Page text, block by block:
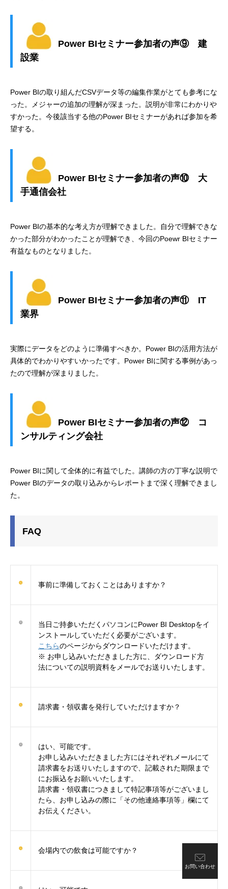
Power BIセミナー参加者の声⑨ 建
設業
Power BIの取り組んだCSVデータ等の編集作業がとても参考にな
った。メジャーの追加の理解が深まった。説明が非常にわかりや
すかった。今後該当する他のPower BIセミナーがあれば参加を希
望する。
Power BIセミナー参加者の声⑩ 大
手通信会社
Power BIの基本的な考え方が理解できました。自分で理解できな
かった部分がわかったことが理解でき、今回のPoewr BIセミナー
有益なものとなりました。
Power BIセミナー参加者の声⑪ IT
業界
実際にデータをどのように準備すべきか。Power BIの活用方法が
具体的でわかりやすいかったです。Power BIに関する事例があっ
たので理解が深まりました。
Power BIセミナー参加者の声⑫ コ
ンサルティング会社
Power BIに関して全体的に有益でした。講師の方の丁寧な説明で
Power BIのデータの取り込みからレポートまで深く理解できまし
た。
FAQ
事前に準備しておくことはありますか？
当日ご持参いただくパソコンにPower BI Desktopをイ
ンストールしていただく必要がございます。
こちらのページからダウンロードいただけます。
※ お申し込みいただきました方に、ダウンロード方
法についての説明資料をメールでお送りいたします。
請求書・領収書を発行していただけますか？
はい、可能です。
お申し込みいただきました方にはそれぞれメールにて
請求書をお送りいたしますので、記載された期限まで
にお振込をお願いいたします。
請求書・領収書につきまして特記事項等がございまし
たら、お申し込みの際に「その他連絡事項等」欄にて
お伝えください。
会場内での飲食は可能ですか？
お問い合わせ